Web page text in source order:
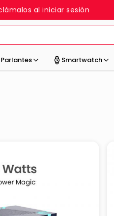
al iniciar sesión
Parlantes Smartwatch